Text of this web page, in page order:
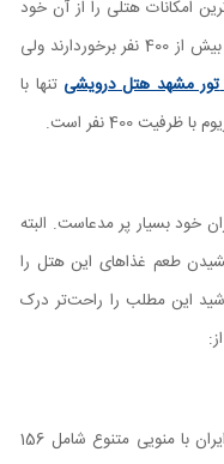
امکانات هتلی را از آن خود
کرده است. هر سه هتل از رستوران با ظرفیت بیش از 400 نفر برخوردارند ولی
تور مشهد هتل درویشی تنها با
400 نفر است.
خود بسیار پر مدعاست. البته
طعم غذاهای این هتل را
این مطلب را راحت‌تر درک
- رستوران خاطره با مفصل‌ترین بوفه صبحانه ایران با منویی متنوع شامل 156